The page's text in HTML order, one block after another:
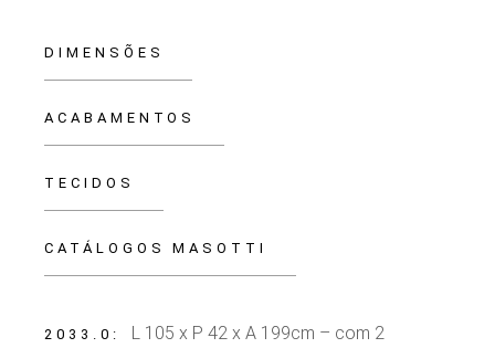
DIMENSÕES
ACABAMENTOS
TECIDOS
CATÁLOGOS MASOTTI
2033.0
L 105 x P 42 x A 199cm – com 2